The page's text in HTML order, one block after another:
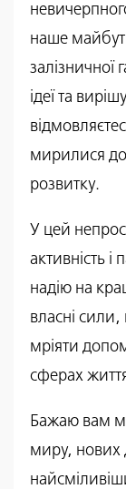
наше
залізничної
ідеї та
мирилися до
розвитку.
У цей
активність і
надію на
власні сили,
мріяти
сферах
Бажаю вам
миру, нових